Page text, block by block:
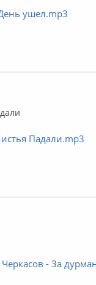
ушел.mp3
Падали.mp3
- За